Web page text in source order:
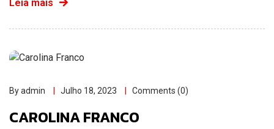
Leia mais
By admin Julho 18, 2023 Comments (0)
CAROLINA FRANCO